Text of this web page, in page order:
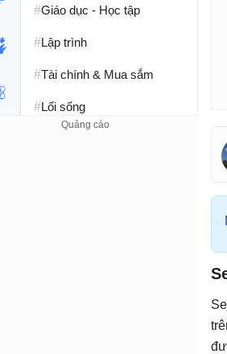
#Giáo dục - Học tập
#Lập trình
#Tài chính & Mua sắm
#Lối sống